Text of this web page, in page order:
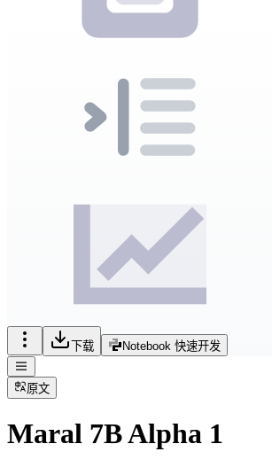
下载 Notebook 快速开发
原文
Maral 7B Alpha 1